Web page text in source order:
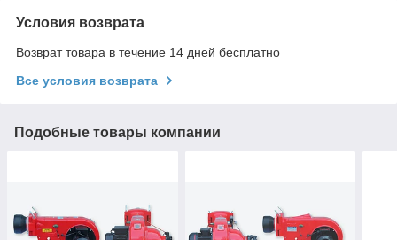
Условия возврата
Возврат товара в течение 14 дней бесплатно
Все условия возврата
Подобные товары компании